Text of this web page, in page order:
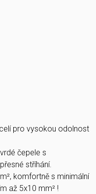
pro vysokou odolnost
čepele s
stříhání.
komfortně s minimální
až 5x10 mm² !